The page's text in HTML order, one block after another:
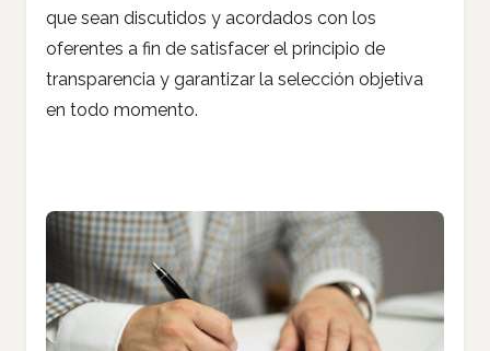
que sean discutidos y acordados con los
oferentes a fin de satisfacer el principio de
transparencia y garantizar la selección objetiva
en todo momento.